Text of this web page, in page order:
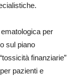
per
sul piano
finanziarie”
pazienti e